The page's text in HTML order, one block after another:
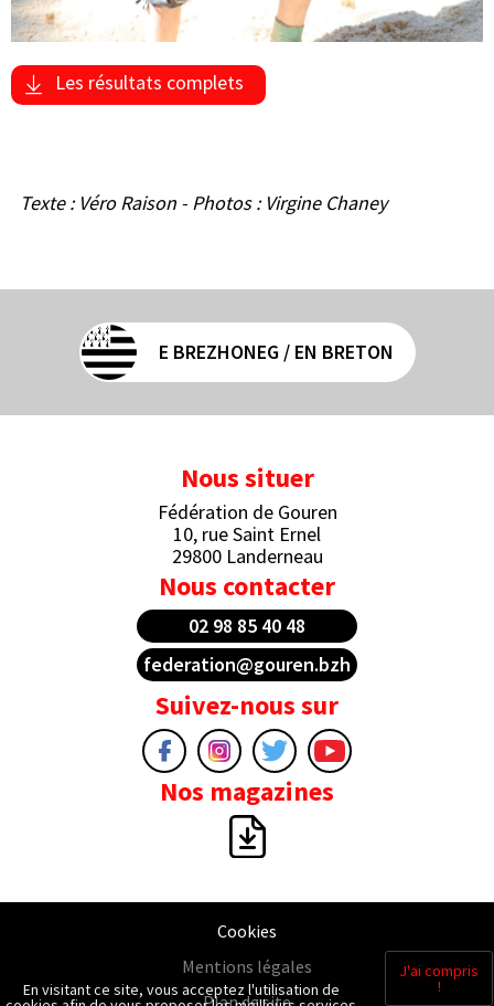
Les résultats complets
Texte : Véro Raison - Photos : Virgine Chaney
E BREZHONEG / EN BRETON
Nous situer
Fédération de Gouren
10, rue Saint Ernel
29800 Landerneau
Nous contacter
02 98 85 40 48
federation@gouren.bzh
Suivez-nous sur
Nos magazines
Cookies
Mentions légales
Plan de site
En visitant ce site, vous acceptez l'utilisation de
J'ai compris
!